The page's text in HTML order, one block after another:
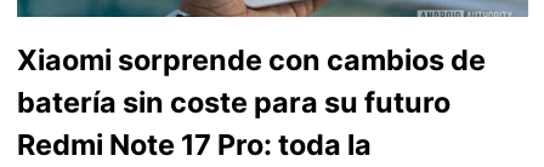
Xiaomi sorprende con cambios de
batería sin coste para su futuro
Redmi Note 17 Pro: toda la